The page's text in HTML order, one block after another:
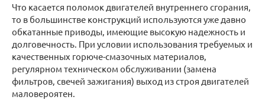
Что касается поломок двигателей внутреннего сгорания,
то в большинстве конструкций используются уже давно
обкатанные приводы, имеющие высокую надежность и
долговечность. При условии использования требуемых и
качественных горюче-смазочных материалов,
регулярном техническом обслуживании (замена
фильтров, свечей зажигания) выход из строя двигателей
маловероятен.